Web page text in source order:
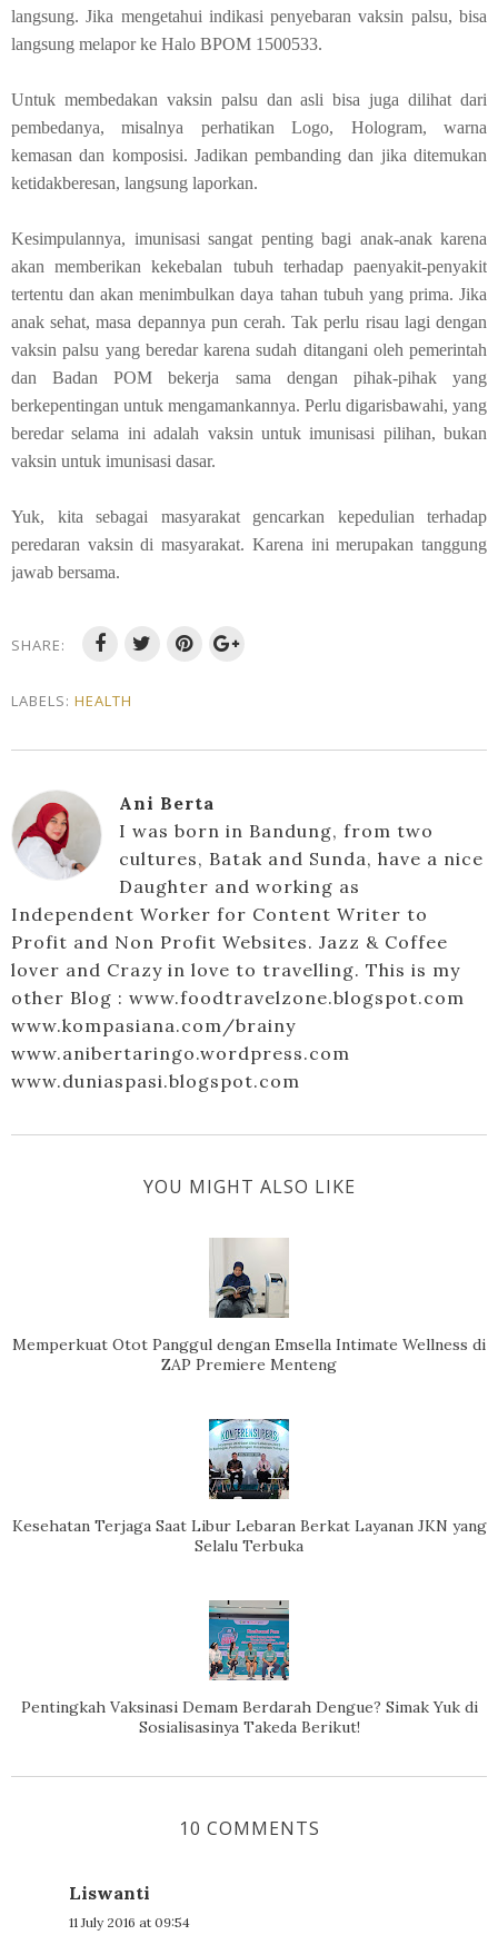
langsung. Jika mengetahui indikasi penyebaran vaksin palsu, bisa
langsung melapor ke Halo BPOM 1500533.
Untuk membedakan vaksin palsu dan asli bisa juga dilihat dari
pembedanya, misalnya perhatikan Logo, Hologram, warna
kemasan dan komposisi. Jadikan pembanding dan jika ditemukan
ketidakberesan, langsung laporkan.
Kesimpulannya, imunisasi sangat penting bagi anak-anak karena
akan memberikan kekebalan tubuh terhadap paenyakit-penyakit
tertentu dan akan menimbulkan daya tahan tubuh yang prima. Jika
anak sehat, masa depannya pun cerah. Tak perlu risau lagi dengan
vaksin palsu yang beredar karena sudah ditangani oleh pemerintah
dan Badan POM bekerja sama dengan pihak-pihak yang
berkepentingan untuk mengamankannya. Perlu digarisbawahi, yang
beredar selama ini adalah vaksin untuk imunisasi pilihan, bukan
vaksin untuk imunisasi dasar.
Yuk, kita sebagai masyarakat gencarkan kepedulian terhadap
peredaran vaksin di masyarakat. Karena ini merupakan tanggung
jawab bersama.
SHARE:
LABELS: HEALTH
Ani Berta
I was born in Bandung, from two
cultures, Batak and Sunda, have a nice
Daughter and working as
Independent Worker for Content Writer to
Profit and Non Profit Websites. Jazz & Coffee
lover and Crazy in love to travelling. This is my
other Blog : www.foodtravelzone.blogspot.com
www.kompasiana.com/brainy
www.anibertaringo.wordpress.com
www.duniaspasi.blogspot.com
YOU MIGHT ALSO LIKE
Memperkuat Otot Panggul dengan Emsella Intimate Wellness di
ZAP Premiere Menteng
Kesehatan Terjaga Saat Libur Lebaran Berkat Layanan JKN yang
Selalu Terbuka
Pentingkah Vaksinasi Demam Berdarah Dengue? Simak Yuk di
Sosialisasinya Takeda Berikut!
10 COMMENTS
Liswanti
11 July 2016 at 09:54